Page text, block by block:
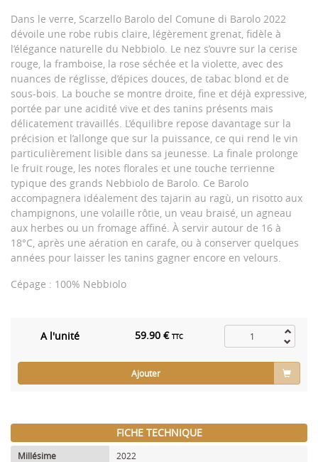
Dans le verre, Scarzello Barolo del Comune di Barolo 2022
dévoile une robe rubis claire, légèrement grenat, fidèle à
l’élégance naturelle du Nebbiolo. Le nez s’ouvre sur la cerise
rouge, la framboise, la rose séchée et la violette, avec des
nuances de réglisse, d’épices douces, de tabac blond et de
sous-bois. La bouche se montre droite, fine et déjà expressive,
portée par une acidité vive et des tanins présents mais
délicatement travaillés. L’équilibre repose davantage sur la
précision et l’allonge que sur la puissance, ce qui rend le vin
particulièrement lisible dans sa jeunesse. La finale prolonge
le fruit rouge, les notes florales et une touche terrienne
typique des grands Nebbiolo de Barolo. Ce Barolo
accompagnera idéalement des tajarin au ragù, un risotto aux
champignons, une volaille rôtie, un veau braisé, un agneau
aux herbes ou un fromage affiné. À servir autour de 16 à
18°C, après une aération en carafe, ou à conserver quelques
années pour laisser les tanins gagner encore en velours.
Cépage : 100% Nebbiolo
A l'unité 59.90 € TTC
Ajouter
FICHE TECHNIQUE
Millésime
2022